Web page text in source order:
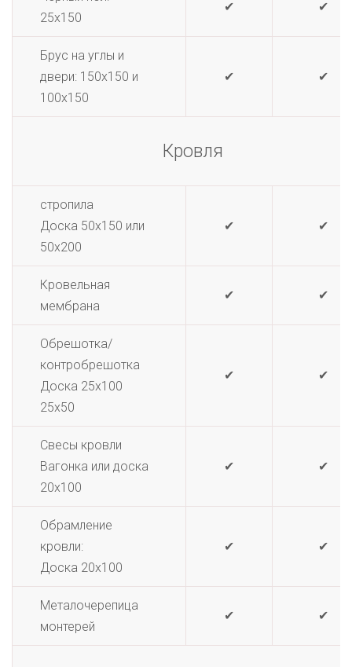
25х150
✔ ✔
Брус на углы и
двери: 150х150 и
100х150
✔ ✔
Кровля
стропила
Доска 50х150 или
50х200
✔ ✔
Кровельная
мембрана
✔ ✔
Обрешотка/
контробрешотка
Доска 25х100
25х50
✔ ✔
Свесы кровли
Вагонка или доска
20х100
✔ ✔
Обрамление
кровли:
Доска 20х100
✔ ✔
Металочерепица
монтерей
✔ ✔